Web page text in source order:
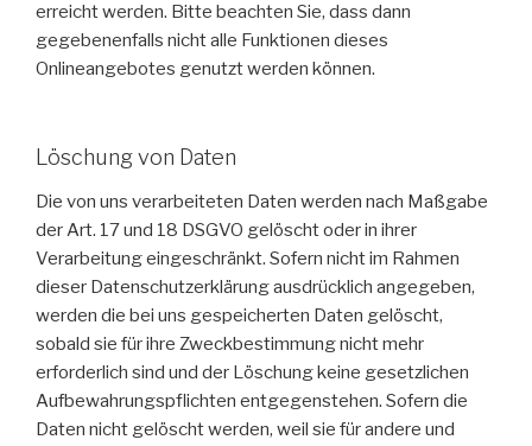
erreicht werden. Bitte beachten Sie, dass dann
gegebenenfalls nicht alle Funktionen dieses
Onlineangebotes genutzt werden können.
Löschung von Daten
Die von uns verarbeiteten Daten werden nach Maßgabe
der Art. 17 und 18 DSGVO gelöscht oder in ihrer
Verarbeitung eingeschränkt. Sofern nicht im Rahmen
dieser Datenschutzerklärung ausdrücklich angegeben,
werden die bei uns gespeicherten Daten gelöscht,
sobald sie für ihre Zweckbestimmung nicht mehr
erforderlich sind und der Löschung keine gesetzlichen
Aufbewahrungspflichten entgegenstehen. Sofern die
Daten nicht gelöscht werden, weil sie für andere und